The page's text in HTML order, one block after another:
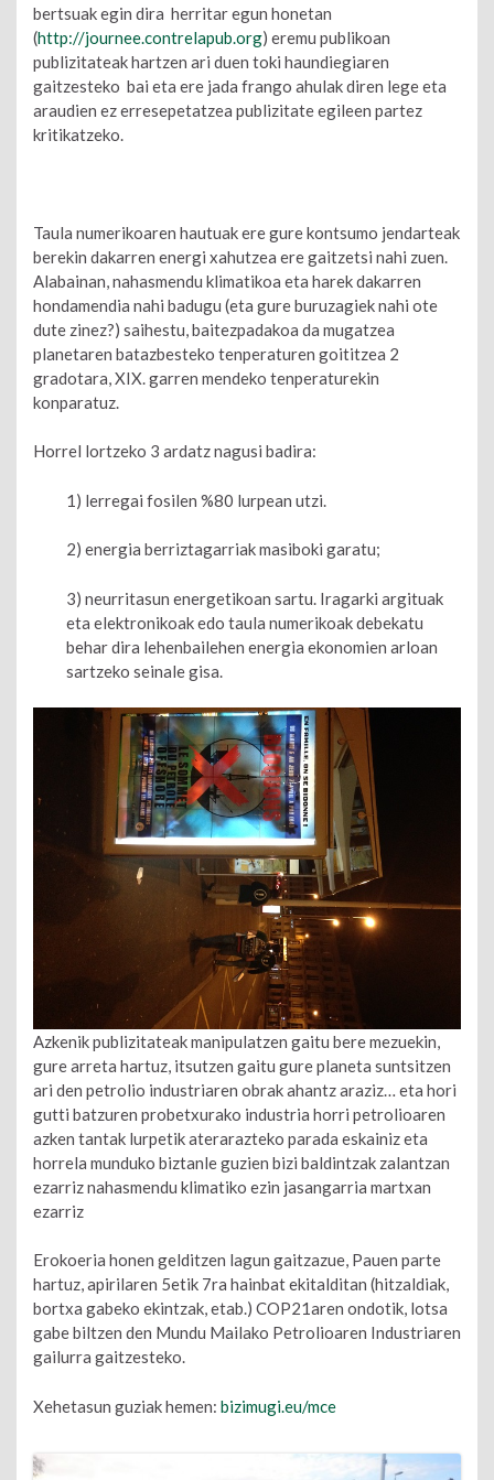
bertsuak egin dira herritar egun honetan
(http://journee.contrelapub.org) eremu publikoan
publizitateak hartzen ari duen toki haundiegiaren
gaitzesteko bai eta ere jada frango ahulak diren lege eta
araudien ez erresepetatzea publizitate egileen partez
kritikatzeko.
Taula numerikoaren hautuak ere gure kontsumo jendarteak
berekin dakarren energi xahutzea ere gaitzetsi nahi zuen.
Alabainan, nahasmendu klimatikoa eta harek dakarren
hondamendia nahi badugu (eta gure buruzagiek nahi ote
dute zinez?) saihestu, baitezpadakoa da mugatzea
planetaren batazbesteko tenperaturen goititzea 2
gradotara, XIX. garren mendeko tenperaturekin
konparatuz.
Horrel lortzeko 3 ardatz nagusi badira:
1) lerregai fosilen %80 lurpean utzi.
2) energia berriztagarriak masiboki garatu;
3) neurritasun energetikoan sartu. Iragarki argituak
eta elektronikoak edo taula numerikoak debekatu
behar dira lehenbailehen energia ekonomien arloan
sartzeko seinale gisa.
Azkenik publizitateak manipulatzen gaitu bere mezuekin,
gure arreta hartuz, itsutzen gaitu gure planeta suntsitzen
ari den petrolio industriaren obrak ahantz araziz… eta hori
gutti batzuren probetxurako industria horri petrolioaren
azken tantak lurpetik aterarazteko parada eskainiz eta
horrela munduko biztanle guzien bizi baldintzak zalantzan
ezarriz nahasmendu klimatiko ezin jasangarria martxan
ezarriz
Erokoeria honen gelditzen lagun gaitzazue, Pauen parte
hartuz, apirilaren 5etik 7ra hainbat ekitalditan (hitzaldiak,
bortxa gabeko ekintzak, etab.) COP21aren ondotik, lotsa
gabe biltzen den Mundu Mailako Petrolioaren Industriaren
gailurra gaitzesteko.
Xehetasun guziak hemen: bizimugi.eu/mce